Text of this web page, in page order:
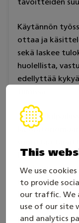
This
We use
to provide
our traffic. We
use of our site
and analytics
Käytännön
ottaa ja
sekä laskee
huolellista,
edellyttää
Taitaja-
biotekniset
tulokset, arvioi
niiden
laadusta.
kehityksen